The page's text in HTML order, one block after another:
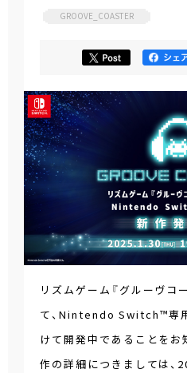
GROOVE_COASTER
リズムゲーム『グルーヴコ
て、Nintendo Switch™専
けて開発中であることをお
作の詳細につきましては、